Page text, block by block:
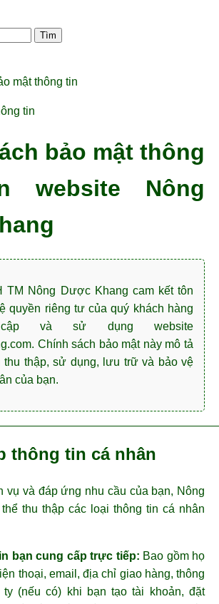
mật thông tin
tin
bảo mật thông
website Nông
TM Nông Dược Khang cam kết tôn
quyền riêng tư của quý khách hàng
và sử dụng website
Chính sách bảo mật này mô tả
thu thập, sử dụng, lưu trữ và bảo vệ
của bạn.
thông tin cá nhân
vụ và đáp ứng nhu cầu của bạn, Nông
thu thập các loại thông tin cá nhân
bạn cung cấp trực tiếp: Bao gồm họ
thoại, email, địa chỉ giao hàng, thông
ty (nếu có) khi bạn tạo tài khoản, đặt